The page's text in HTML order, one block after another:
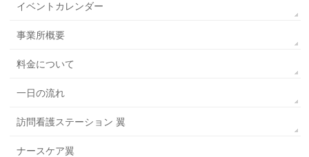
イベントカレンダー
事業所概要
料金について
一日の流れ
訪問看護ステーション 翼
ナースケア翼